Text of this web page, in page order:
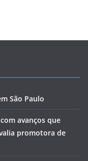
São Paulo
avanços que
promotora de